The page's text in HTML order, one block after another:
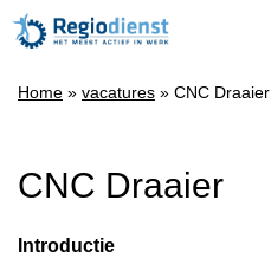
Home » vacatures » CNC Draaier
CNC Draaier
Introductie